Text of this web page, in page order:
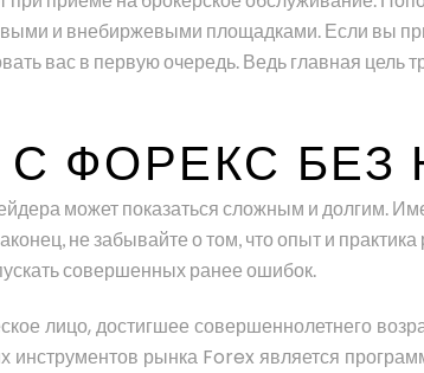
и внебиржевыми площадками. Если вы
вас в первую очередь. Ведь главная цель
ФОРЕКС БЕЗ
может показаться сложным и долгим.
не забывайте о том, что опыт и
совершенных ранее ошибок.
лицо, достигшее совершеннолетнего
инструментов рынка Forex является